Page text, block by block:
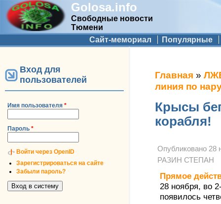
Golosa.info
Свободные новости
Тюмени
Дополнительное меню
Сайт-мемориал Популярные
Вход для
пользователей
Имя пользователя *
Пароль *
Войти через OpenID
Зарегистрироваться на сайте
Забыли пароль?
Вы здесь
Главная »
линия по
Крысы
корабля!
Опубликовано 28
РАЗИН СТЕПАН
Прямое
28 ноября, во
появилось